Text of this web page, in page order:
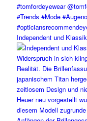
Independent und